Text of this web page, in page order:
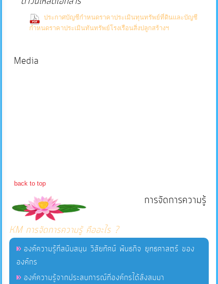
การ
จัดการ
ความ
แผนการ
ใช้
จ่าย
งบ
ประมาณ
ประจำ
ปี
ประกาศบัญชีกำหนดราคาประเมินทุนทรัพย์ที่ดินและบัญชี
กำหนดราคาประเมินทันทรัพย์โรงเรือนสิ่งปลูกสร้างฯ
Media
back to top
การจัดการความรู้
KM การจัดการความรู้ คืออะไร ?
องค์ความรู้ที่สนับสนุน วิสัยทัศน์ พันธกิจ ยุทธศาสตร์ ของ
องค์กร
องค์ความรู้จากประสบการณ์ที่องค์กรได้สั่งสมมา